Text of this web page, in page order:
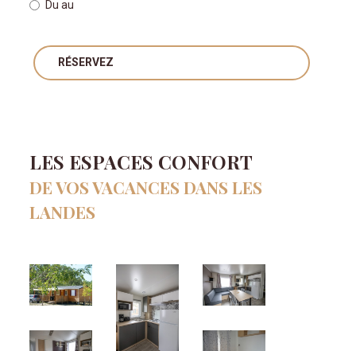
Duau
RÉSERVEZ
LES ESPACES CONFORT
DE VOS VACANCES DANS LES
LANDES